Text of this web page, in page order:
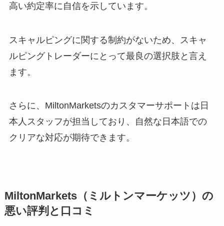
高い約定率に自信を示しています。
スキャルピングに関する制約がないため、スキャ
ルピングトレーダーにとって最良の選択肢と言え
ます。
さらに、MiltonMarketsのカスタマーサポートは日
本人スタッフが担当しており、自然な日本語での
クリアな対応が期待できます。
MiltonMarkets（ミルトンマーケッツ）の
悪い評判と口コミ